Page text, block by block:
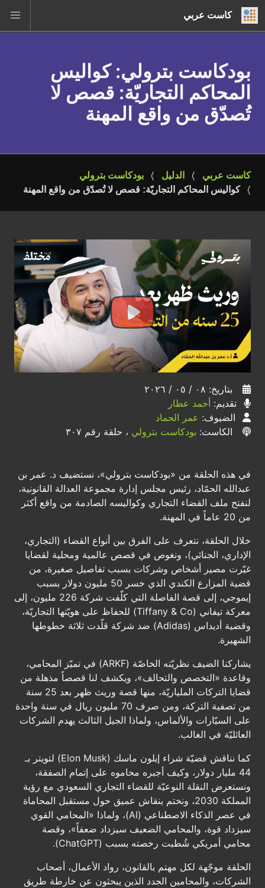
كاست عربي
بودكاست بترولي: كواليس
المحاكم التجاريّة: قصص لا
تُصدّق من واقع المهنة
كاست عربي الدليل
بودكاست بترولي
كواليس المحاكم التجاريّة: قصص لا تُصدّق من واقع المهنة
بتاريخ: ٠٨ / ٠٥ / ٢٠٢٦
تقديم: أحمد عطار
الضيوف: عمر الحماد
الكاست: بودكاست بترولي ، حلقة رقم ٣٠٧
في هذه الحلقة من «بودكاست بترولي»، نستضيف د. عمر بن
عبدالله الحمّاد، رئيس مجلس إدارة مجموعة العدالة القانونية،
لنفتح ملف القضاء التجاري وكواليسه الصادمة من واقع أكثر
من 20 عاماً في المهنة.
خلال الحلقة، نتعرف على الفرق بين أنواع القضاء (التجاري،
الإداري، الجنائي)، ونغوص في قصص عالمية ومحلية لقضايا
غيّرت مصير أشخاص وشركات بسبب تفاصيل صغيرة، من
قضية المزارع الكندي الذي خسر 50 مليون دولار بسبب
إيموجي، إلى قصة الفاصلة التي كلّفت شركة 226 مليون، إلى
معركة تيفاني (Tiffany & Co) للحفاظ على هويّتها التجاريّة،
وقضية أديداس (Adidas) ضد شركة قلّدت ثلاثة خطوطها
الشهيرة.
يشاركنا الضيف نظريّته الخاصّة (ARKF) في تميّز المحامي،
وقاعدة «التخصص والتحالف»، ويكشف لنا قصصاً مذهلة من
قضايا التركات الملياريّة، منها قصة وريث ظهر بعد 25 سنة
من تصفية التركة، ومن صرف 70 مليون ريال في سنة واحدة
على السيّارات والألماس، ولماذا الجيل الثالث يهدم الشركات
العائليّة في الغالب.
كما نناقش قضيّة شراء إيلون ماسك (Elon Musk) لتويتر بـ
44 مليار دولار، وكيف أجبره محاموه على إتمام الصفقة،
ونستعرض النقلة النوعيّة للقضاء التجاري السعودي مع رؤية
المملكة 2030، ونختم بنقاش عميق حول مستقبل المحاماة
في عصر الذكاء الاصطناعي (AI)، ولماذا «المحامي القوي
سيزداد قوة، والمحامي الضعيف سيزداد ضعفاً»، وقصة
محامي أمريكي شُطبت رخصته بسبب (ChatGPT).
الحلقة موجّهة لكل مهتم بالقانون، رواد الأعمال، أصحاب
الشركات، والمحامين الجدد الذين يبحثون عن خارطة طريق